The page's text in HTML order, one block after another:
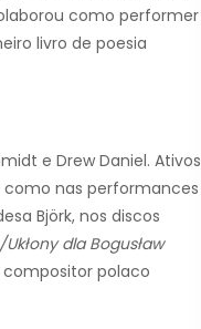
como performer
livro de poesia
e Drew Daniel. Ativos
como nas performances
Björk, nos discos
dla Bogusław
polaco